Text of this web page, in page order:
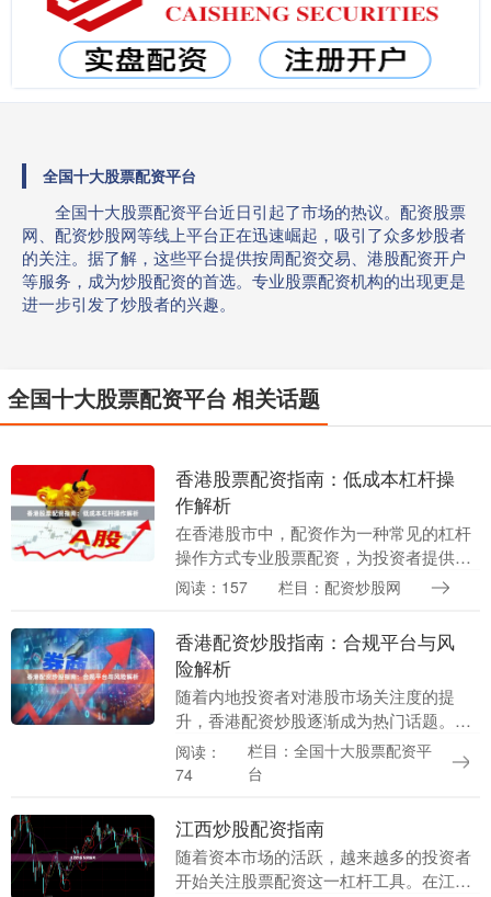
全国十大股票配资平台
全国十大股票配资平台近日引起了市场的热议。配资股票
网、配资炒股网等线上平台正在迅速崛起，吸引了众多炒股者
的关注。据了解，这些平台提供按周配资交易、港股配资开户
等服务，成为炒股配资的首选。专业股票配资机构的出现更是
进一步引发了炒股者的兴趣。
全国十大股票配资平台 相关话题
香港股票配资指南：低成本杠杆操
作解析
在香港股市中，配资作为一种常见的杠杆
操作方式专业股票配资，为投资者提供了
放大收益的机会。然而，高杠杆也意味着
杠杆，成为许多投....
阅读：157 栏目：配资炒股网
香港配资炒股指南：合规平台与风
险解析
随着内地投资者对港股市场关注度的提
升，香港配资炒股逐渐成为热门话题。配
资炒股本质上是一种杠杆交易行为，投资
者通过向配资公司借入资金扩大交易本
阅读：
74
栏目：全国十大股票配资平
台
江西炒股配资指南
随着资本市场的活跃，越来越多的投资者
开始关注股票配资这一杠杆工具。在江